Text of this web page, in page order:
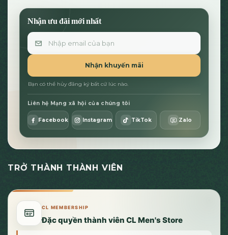
Nhận ưu đãi mới nhất
Email
Nhận khuyến mãi
Bạn có thể hủy đăng ký bất cứ lúc nào.
Liên hệ Mạng xã hội của chúng tôi
Facebook Instagram TikTok Zalo
TRỞ THÀNH THÀNH VIÊN
CL MEMBERSHIP
Đặc quyền thành viên CL Men's Store